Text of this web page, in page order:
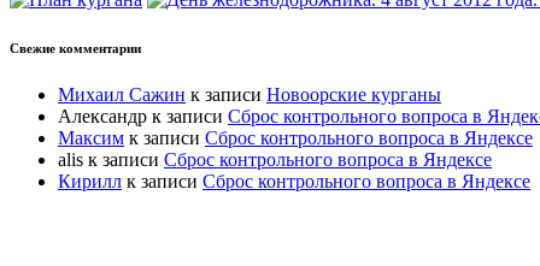
Свежие комментарии
Михаил Сажин к записи Новоорские курганы
Александр к записи Сброс контрольного вопроса в
Максим к записи Сброс контрольного вопроса в Яндексе
alis к записи Сброс контрольного вопроса в Яндексе
Кирилл к записи Сброс контрольного вопроса в Яндексе